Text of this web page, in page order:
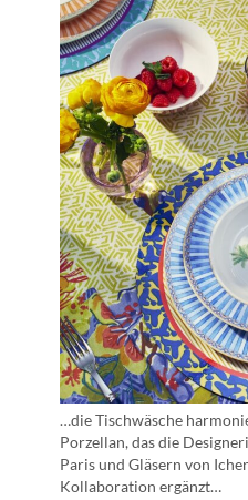
…die Tischwäsche
Porzellan, das die
Paris und Gläsern von
Kollaboration ergänzt…